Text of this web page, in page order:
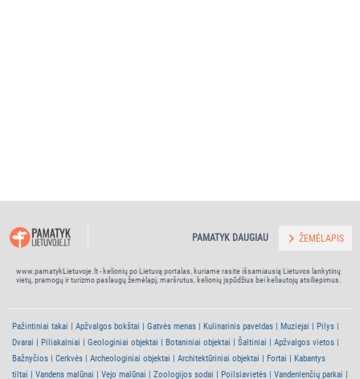
www.pamatykLietuvoje.lt - kelionių po Lietuvą portalas, kuriame rasite išsamiausią Lietuvos lankytinų
vietų, pramogų ir turizmo paslaugų žemėlapį, maršrutus, kelionių įspūdžius bei keliautojų atsiliepimus.
PAMATYK DAUGIAU ŽEMĖLAPIS
Pažintiniai takai Apžvalgos bokštai Gatvės menas Kulinarinis paveldas Muziejai
Pilys
Dvarai
Piliakalniai Geologiniai objektai Botaniniai objektai Šaltiniai
Apžvalgos vietos
Bažnyčios
Cerkvės Archeologiniai objektai Architektūriniai objektai Fortai
Kabantys
tiltai
Vandens malūnai Vejo malūnai Zoologijos sodai Poilsiavietės Vandenlenčių parkai